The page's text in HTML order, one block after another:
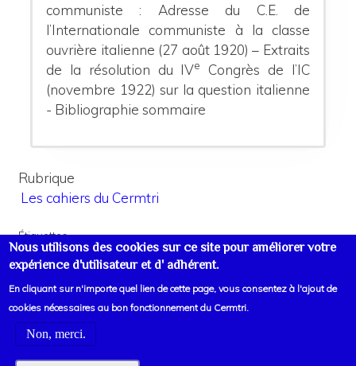
Nous utilisons des cookies sur ce site pour améliorer votre
expérience d'utilisateur et d' adhérent.
En cliquant sur n'importe quel lien de cette page, vous consentez à l'ajout de
cookies nécessaires au bon fonctionnement du Cermtri.
Non, merci.
communiste : Adresse du C.E. de
l’Internationale communiste à la classe
ouvrière italienne (27 août 1920) – Extraits
de la résolution du IVe
Congrès de l’IC
(novembre 1922) sur la question italienne
- Bibliographie sommaire
Rubrique
Les cahiers du Cermtri
Étiquettes
Europe
Italie
Voir liens d'informations